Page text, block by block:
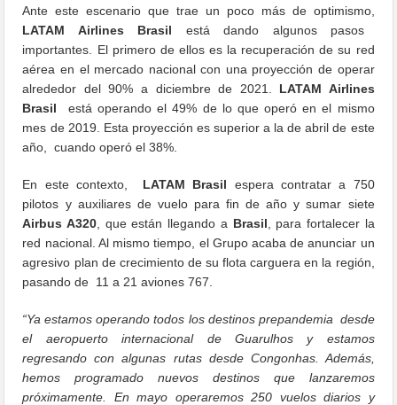
Ante este escenario que trae un poco más de optimismo,
LATAM Airlines Brasil está dando algunos pasos
importantes. El primero de ellos es la recuperación de su red
aérea en el mercado nacional con una proyección de operar
alrededor del 90% a diciembre de 2021. LATAM Airlines
Brasil está operando el 49% de lo que operó en el mismo
mes de 2019. Esta proyección es superior a la de abril de este
año, cuando operó el 38%.
En este contexto, LATAM Brasil espera contratar a 750
pilotos y auxiliares de vuelo para fin de año y sumar siete
Airbus A320 , que están llegando a Brasil , para fortalecer la
red nacional. Al mismo tiempo, el Grupo acaba de anunciar un
agresivo plan de crecimiento de su flota carguera en la región,
pasando de 11 a 21 aviones 767.
“Ya estamos operando todos los destinos prepandemia desde
el aeropuerto internacional de Guarulhos y estamos
regresando con algunas rutas desde Congonhas. Además,
hemos programado nuevos destinos que lanzaremos
próximamente. En mayo operaremos 250 vuelos diarios y